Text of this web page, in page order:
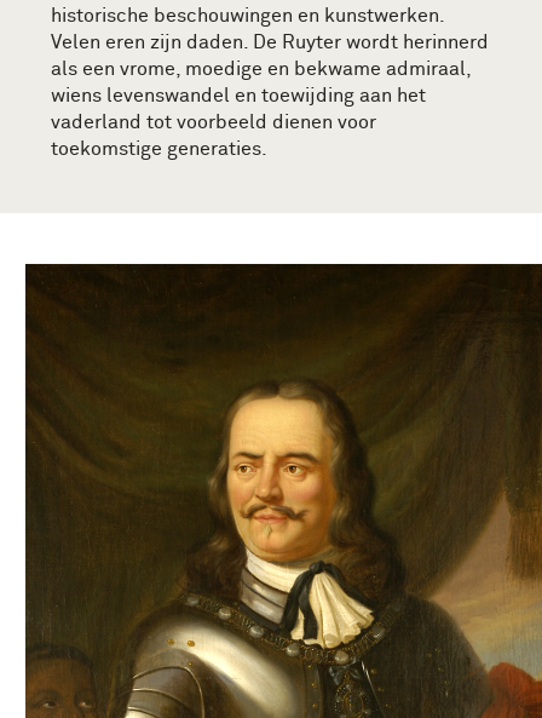
historische beschouwingen en kunstwerken.
Velen eren zijn daden. De Ruyter wordt herinnerd
als een vrome, moedige en bekwame admiraal,
wiens levenswandel en toewijding aan het
vaderland tot voorbeeld dienen voor
toekomstige generaties.